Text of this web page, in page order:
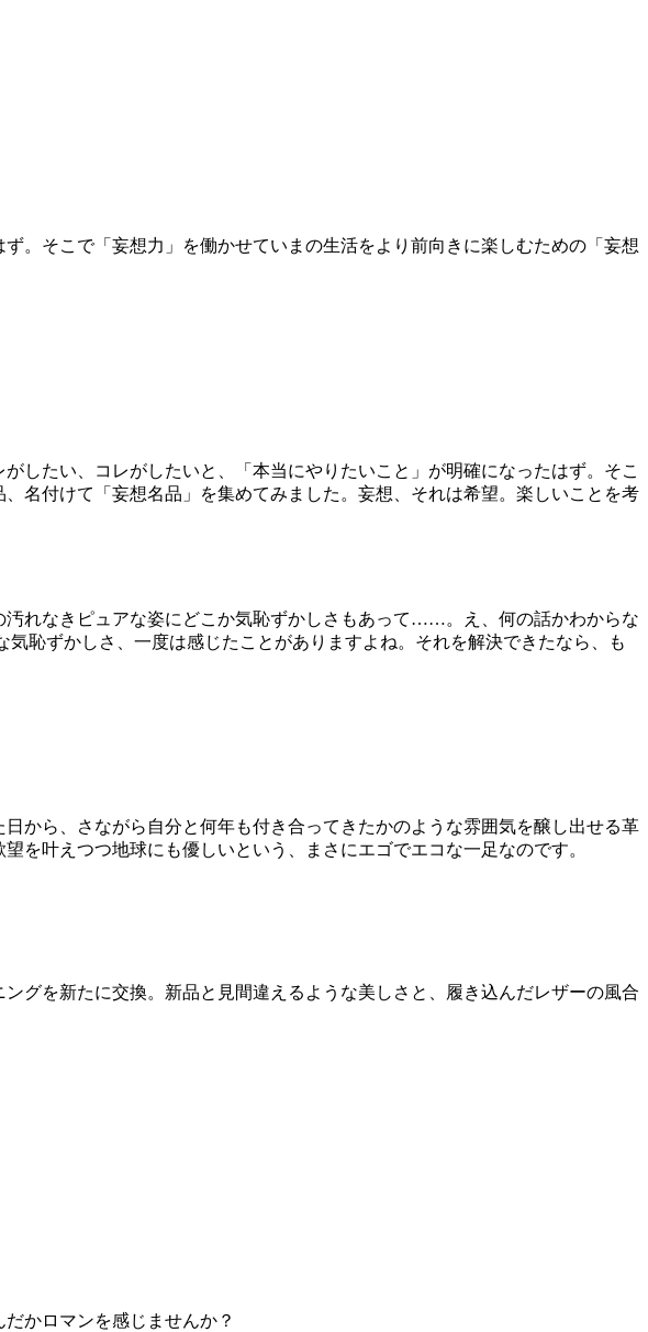
。そこで「妄想力」を働かせていまの生活をより前向きに楽しむための「妄想
たい、コレがしたいと、「本当にやりたいこと」が明確になったはず。そこ
名付けて「妄想名品」を集めてみました。妄想、それは希望。楽しいことを考
れなきピュアな姿にどこか気恥ずかしさもあって……。え、何の話かわからな
恥ずかしさ、一度は感じたことがありますよね。それを解決できたなら、も
から、さながら自分と何年も付き合ってきたかのような雰囲気を醸し出せる革
を叶えつつ地球にも優しいという、まさにエゴでエコな一足なのです。
グを新たに交換。新品と見間違えるような美しさと、履き込んだレザーの風合
だかロマンを感じませんか？